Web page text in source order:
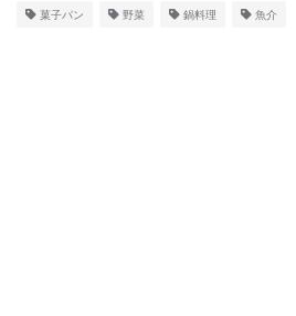
菓子パン 野菜 鍋料理 魚介